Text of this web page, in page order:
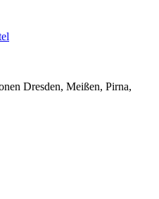
Dresden, Meißen, Pirna,